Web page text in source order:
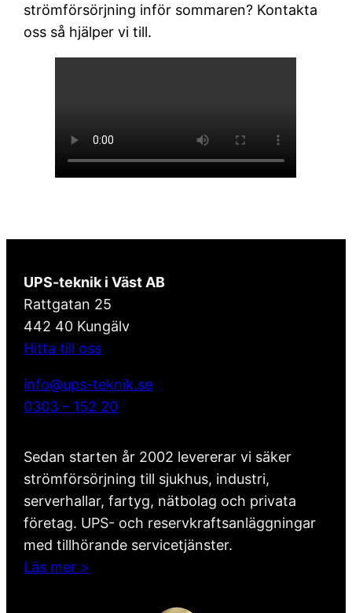
strömförsörjning inför sommaren? Kontakta
oss så hjälper vi till.
UPS-teknik i Väst AB
Rattgatan 25
442 40 Kungälv
Hitta till oss
info@ups-teknik.se
0303 – 152 20
Sedan starten år 2002 levererar vi säker
strömförsörjning till sjukhus, industri,
serverhallar, fartyg, nätbolag och privata
företag. UPS- och reservkraftsanläggningar
med tillhörande servicetjänster.
Läs mer >